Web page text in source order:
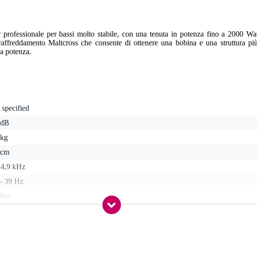
per bassi molto stabile, con una tenuta in potenza fino a 2000
Maltcross che consente di ottenere una bobina e una struttura
potenza.
specified
kHz
39 Hz